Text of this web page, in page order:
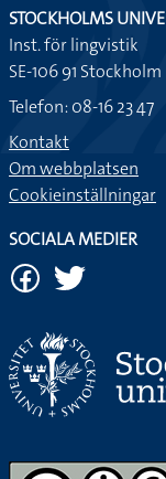
STOCKHOLMS
Inst. för lingvistik
SE-106 91 Stockholm
Telefon: 08-16 23 47
Kontakt
Om webbplatsen
Cookieinställningar
SOCIALA MEDIER